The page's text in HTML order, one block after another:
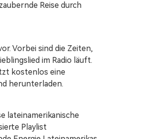
Reise durch
Vorbei sind die Zeiten,
im Radio läuft.
kostenlos eine
herunterladen.
lateinamerikanische
Playlist